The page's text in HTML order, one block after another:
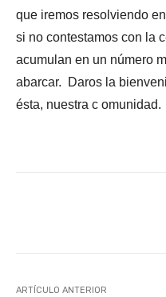
que iremos resolviendo
si no contestamos con la
acumulan en un número
abarcar. Daros la
ésta, nuestra c omunidad.
ARTÍCULO ANTERIOR